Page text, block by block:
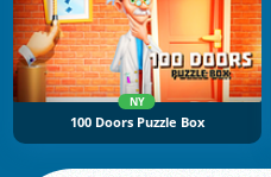
NY
100 Doors Puzzle Box